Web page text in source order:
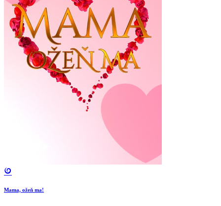
Mama, ožeň ma!